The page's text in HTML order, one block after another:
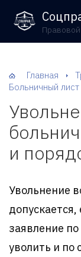
Главная
Больничный лист
и
Увольнение
заявление
уволить и по